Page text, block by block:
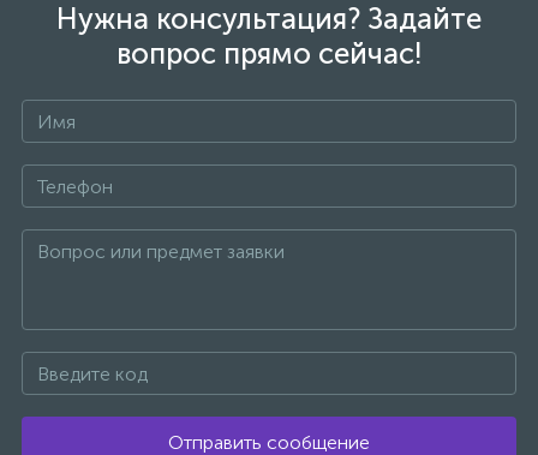
Нужна консультация? Задайте
вопрос прямо сейчас!
Отправить сообщение
Смесители термостатические
Штуцеры с держателем
3